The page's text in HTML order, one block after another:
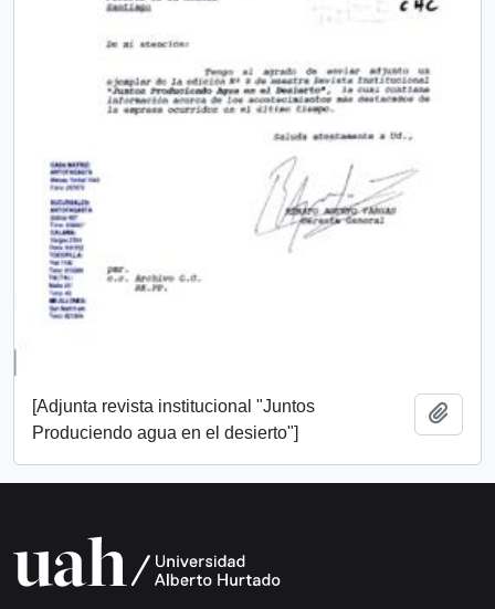
[Adjunta revista institucional "Juntos
Produciendo agua en el desierto"]